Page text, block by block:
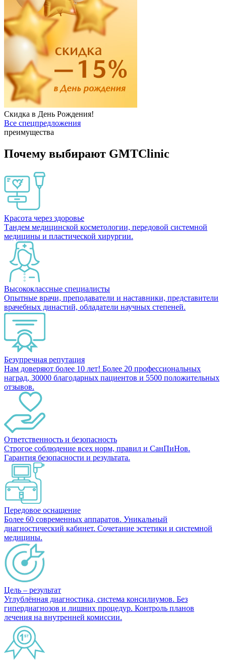
Скидка в День Рождения!
Все спецпредложения
преимущества
Почему выбирают GMTClinic
Красота через здоровье
Тандем медицинской косметологии, передовой системной
медицины и пластической хирургии.
Высококлассные специалисты
Опытные врачи, преподаватели и наставники, представители
врачебных династий, обладатели научных степеней.
Безупречная репутация
Нам доверяют более 10 лет! Более 20 профессиональных
наград, 30000 благодарных пациентов и 5500 положительных
отзывов.
Ответственность и безопасность
Строгое соблюдение всех норм, правил и СанПиНов.
Гарантия безопасности и результата.
Передовое оснащение
Более 60 современных аппаратов. Уникальный
диагностический кабинет. Сочетание эстетики и системной
медицины.
Цель – результат
Углублённая диагностика, система консилиумов. Без
гипердиагнозов и лишних процедур. Контроль планов
лечения на внутренней комиссии.